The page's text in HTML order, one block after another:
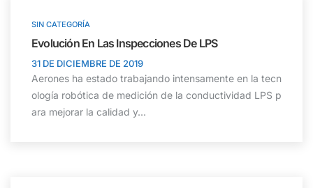
SIN CATEGORÍA
Evolución En Las Inspecciones De LPS
31 DE DICIEMBRE DE 2019
Aerones ha estado trabajando intensamente en la tecn
ología robótica de medición de la conductividad LPS p
ara mejorar la calidad y...